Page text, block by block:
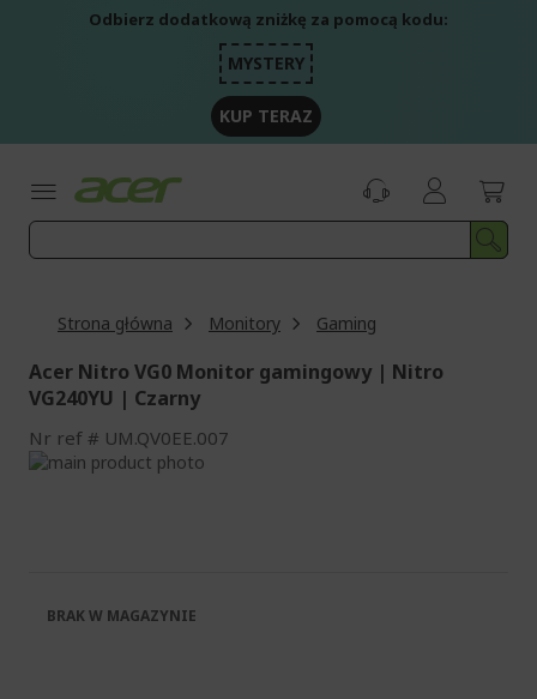
Odbierz dodatkową zniżkę za pomocą kodu:
MYSTERY
KUP TERAZ
Strona główna Monitory Gaming
Acer Nitro VG0 Monitor gamingowy | Nitro
VG240YU | Czarny
Nr ref UM.QV0EE.007
Przejdź
BRAK W MAGAZYNIE